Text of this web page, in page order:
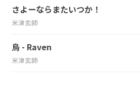
さよーならまたいつか！
米津玄師
烏 - Raven
米津玄師